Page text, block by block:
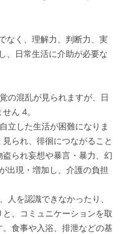
なく、理解力、判断力、実
、日常生活に介助が必要な
の混乱が見られますが、日
せん 4。
立した生活が困難になりま
られ、徘徊につながること
られ妄想や暴言・暴力、幻
出現・増加し、介護の負担
人を認識できなかったり、
、コミュニケーションを取
食事や入浴、排泄などの基